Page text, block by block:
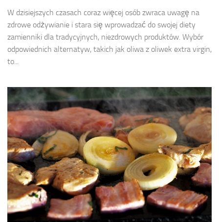
W dzisiejszych czasach coraz więcej osób zwraca uwagę na
zdrowe odżywianie i stara się wprowadzać do swojej diety
zamienniki dla tradycyjnych, niezdrowych produktów. Wybór
odpowiednich alternatyw, takich jak oliwa z oliwek extra virgin,
to...